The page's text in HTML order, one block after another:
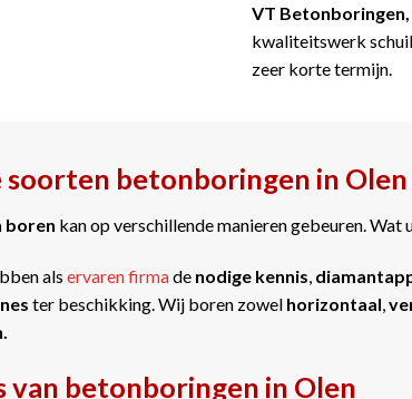
VT Betonboringen,
kwaliteitswerk
zeer korte termijn.
soorten betonboringen in Olen
boren kan op verschillende manieren gebeuren. Wat
als ervaren firmade nodige kennis,
ter beschikking. Wij boren zowel horizontaal,
van betonboringen in Olen